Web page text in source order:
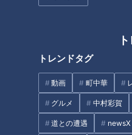
トレンドタグ
動画 町中華
グルメ 中村彩賀
道との遭遇 newsX
りかけ300種類ととにかく豊
メガ盛りや特大サイズが盛
特注カートで大量の買い物も
を統括する一般的なスーパー
のチーフにほぼすべての決定
のプロが買付から値段設定ま